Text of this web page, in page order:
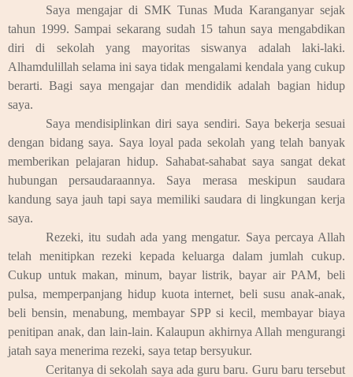
Saya mengajar di SMK Tunas Muda Karanganyar sejak
tahun 1999. Sampai sekarang sudah 15 tahun saya mengabdikan
diri di sekolah yang mayoritas siswanya adalah laki-laki.
Alhamdulillah selama ini saya tidak mengalami kendala yang cukup
berarti. Bagi saya mengajar dan mendidik adalah bagian hidup
saya.
Saya mendisiplinkan diri saya sendiri. Saya bekerja sesuai
dengan bidang saya. Saya loyal pada sekolah yang telah banyak
memberikan pelajaran hidup. Sahabat-sahabat saya sangat dekat
hubungan persaudaraannya. Saya merasa meskipun saudara
kandung saya jauh tapi saya memiliki saudara di lingkungan kerja
saya.
Rezeki, itu sudah ada yang mengatur. Saya percaya Allah
telah menitipkan rezeki kepada keluarga dalam jumlah cukup.
Cukup untuk makan, minum, bayar listrik, bayar air PAM, beli
pulsa, memperpanjang hidup kuota internet, beli susu anak-anak,
beli bensin, menabung, membayar SPP si kecil, membayar biaya
penitipan anak, dan lain-lain. Kalaupun akhirnya Allah mengurangi
jatah saya menerima rezeki, saya tetap bersyukur.
Ceritanya di sekolah saya ada guru baru. Guru baru tersebut